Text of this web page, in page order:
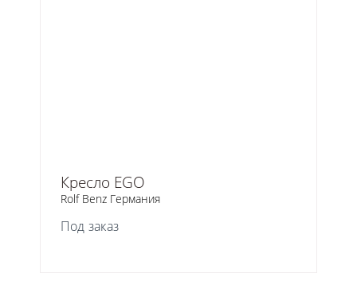
Кресло EGO
Rolf Benz Германия
Под заказ